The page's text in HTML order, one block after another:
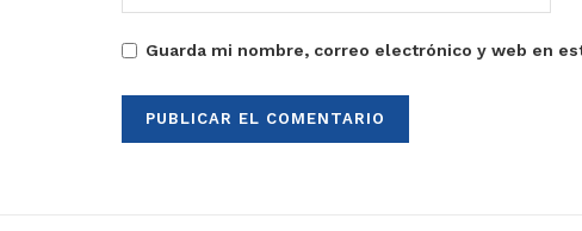
Guarda mi nombre, correo electrónico y web en